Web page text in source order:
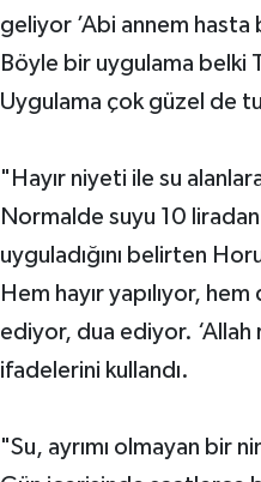
geliyor ’Abi annem hasta
Böyle bir uygulama belki
Uygulama çok güzel de
"Hayır niyeti ile su
Normalde suyu 10 liradan
uyguladığını belirten
Hem hayır yapılıyor,
ediyor, dua ediyor. ‘Allah
ifadelerini kullandı.
"Su, ayrımı olmayan bir